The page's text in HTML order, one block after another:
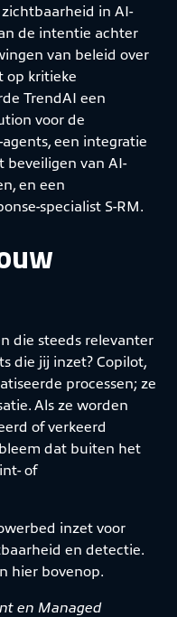
in AI-
de intentie achter
van beleid over
op kritieke
TrendAI een
voor de
een integratie
beveiligen van AI-
en een
specialist S-RM.
die steeds relevanter
die jij inzet? Copilot,
processen; ze
Als ze worden
of verkeerd
dat buiten het
of
inzet voor
en detectie.
hier bovenop.
en Managed